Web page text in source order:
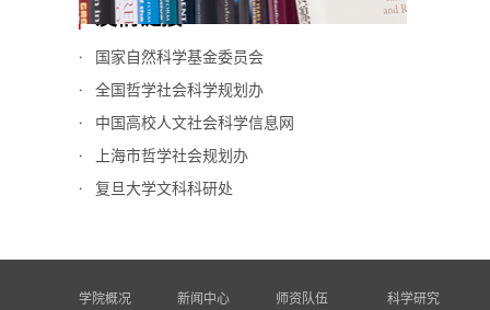
友情链接
国家自然科学基金委员会
全国哲学社会科学规划办
中国高校人文社会科学信息网
上海市哲学社会规划办
复旦大学文科科研处
学院概况
新闻中心
师资队伍
科学研究